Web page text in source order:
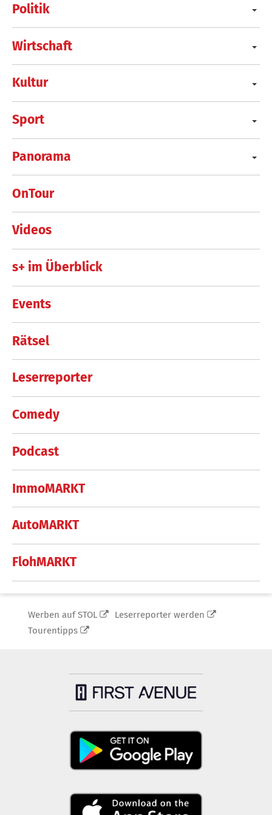
Politik
Wirtschaft
Kultur
Sport
Panorama
OnTour
Videos
s+ im Überblick
Events
Rätsel
Leserreporter
Comedy
Podcast
ImmoMARKT
AutoMARKT
FlohMARKT
Werben auf STOL
Leserreporter werden
Tourentipps